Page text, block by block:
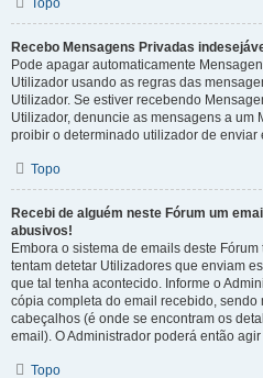
Topo
Recebo Mensagens Privadas
Pode apagar automaticamente
Utilizador usando as regras das
Utilizador. Se estiver recebendo
Utilizador, denuncie as mensagens a um
proibir o determinado utilizador de enviar
Topo
Recebi de alguém neste Fórum um
abusivos!
Embora o sistema de emails deste
tentam detetar Utilizadores que enviam
que tal tenha acontecido. Informe o
cópia completa do email recebido,
cabeçalhos (é onde se encontram os
email). O Administrador poderá então
Topo